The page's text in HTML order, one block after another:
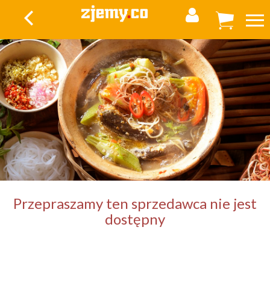
Coś poszło nie tak
Przepraszamy ten sprzedawca nie jest
dostępny